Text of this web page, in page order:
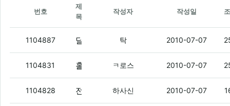
번호
제
목
작성자 작성일
1104887 (4)
탁 2010-07-07
1104831 ㅋ로스 2010-07-07
1104828 하사신 2010-07-07